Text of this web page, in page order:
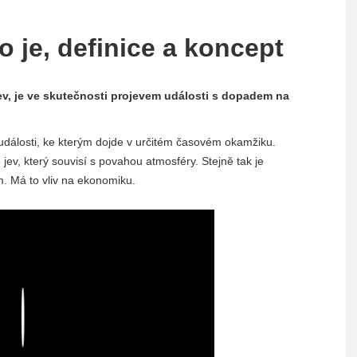
je, definice a koncept
je ve skutečnosti projevem události s dopadem na
ke kterým dojde v určitém časovém okamžiku.
který souvisí s povahou atmosféry. Stejně tak je
Má to vliv na ekonomiku.